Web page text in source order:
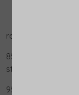
resultaat:
85% van de
steviger en
95% van de